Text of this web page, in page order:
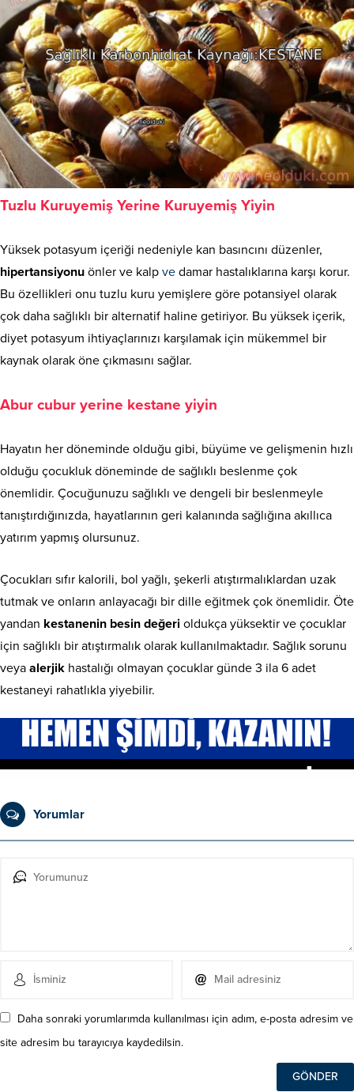
Tuzlu Kuruyemiş Yerine Kuruyemiş Yiyin
Yüksek potasyum içeriği nedeniyle kan basıncını düzenler,
hipertansiyonu önler ve kalp ve damar hastalıklarına karşı korur.
Bu özellikleri onu tuzlu kuru yemişlere göre potansiyel olarak
çok daha sağlıklı bir alternatif haline getiriyor. Bu yüksek içerik,
diyet potasyum ihtiyaçlarınızı karşılamak için mükemmel bir
kaynak olarak öne çıkmasını sağlar.
Abur cubur yerine kestane yiyin
Hayatın her döneminde olduğu gibi, büyüme ve gelişmenin hızlı
olduğu çocukluk döneminde de sağlıklı beslenme çok
önemlidir. Çocuğunuzu sağlıklı ve dengeli bir beslenmeyle
tanıştırdığınızda, hayatlarının geri kalanında sağlığına akıllıca
yatırım yapmış olursunuz.
Çocukları sıfır kalorili, bol yağlı, şekerli atıştırmalıklardan uzak
tutmak ve onların anlayacağı bir dille eğitmek çok önemlidir. Öte
yandan kestanenin besin değeri oldukça yüksektir ve çocuklar
için sağlıklı bir atıştırmalık olarak kullanılmaktadır. Sağlık sorunu
veya alerjik hastalığı olmayan çocuklar günde 3 ila 6 adet
kestaneyi rahatlıkla yiyebilir.
Yorumlar
Daha sonraki yorumlarımda kullanılması için adım, e-posta adresim ve
site adresim bu tarayıcıya kaydedilsin.